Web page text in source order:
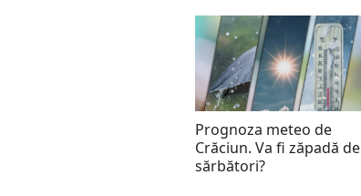
Prognoza meteo de
Crăciun. Va fi zăpadă de
sărbători?